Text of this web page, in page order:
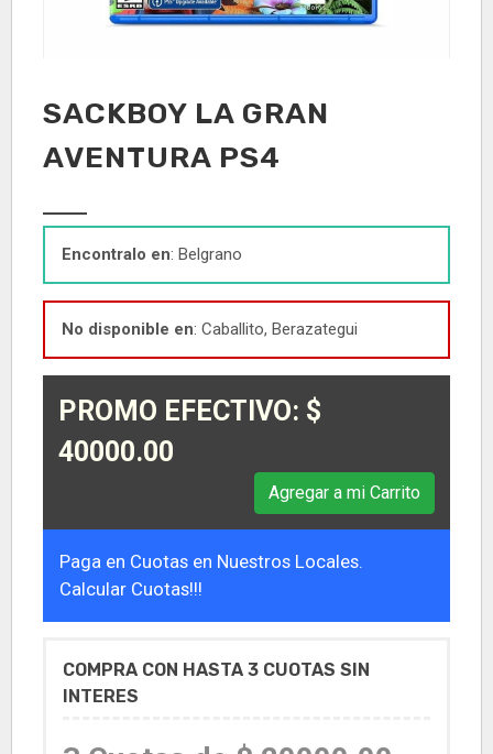
SACKBOY LA GRAN
AVENTURA PS4
Encontralo en: Belgrano
No disponible en: Caballito, Berazategui
PROMO EFECTIVO: $
40000.00
Agregar a mi Carrito
Paga en Cuotas en Nuestros Locales.
Calcular Cuotas!!!
COMPRA CON HASTA 3 CUOTAS SIN
INTERES